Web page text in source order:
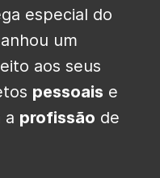
especial do
um
aos seus
pessoais e
a profissão de